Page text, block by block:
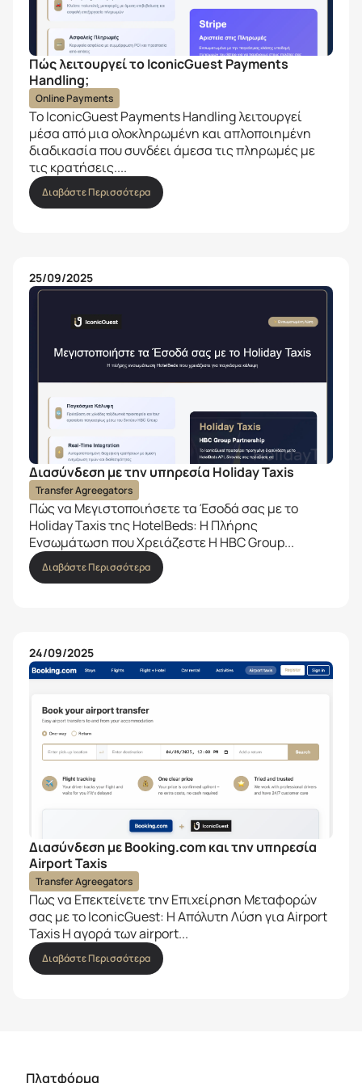
Πώς λειτουργεί το IconicGuest Payments
Handling;
Online Payments
Το IconicGuest Payments Handling λειτουργεί
μέσα από μια ολοκληρωμένη και απλοποιημένη
διαδικασία που συνδέει άμεσα τις πληρωμές με
τις κρατήσεις....
Διαβάστε Περισσότερα
25/09/2025
Διασύνδεση με την υπηρεσία Holiday Taxis
Transfer Agreegators
Πώς να Μεγιστοποιήσετε τα Έσοδά σας με το
Holiday Taxis της HotelBeds: Η Πλήρης
Ενσωμάτωση που Χρειάζεστε Η HBC Group...
Διαβάστε Περισσότερα
24/09/2025
Διασύνδεση με Booking.com και την υπηρεσία
Airport Taxis
Transfer Agreegators
Πως να Επεκτείνετε την Επιχείρηση Μεταφορών
σας με το IconicGuest: Η Απόλυτη Λύση για Airport
Taxis Η αγορά των airport...
Διαβάστε Περισσότερα
Πλατφόρμα